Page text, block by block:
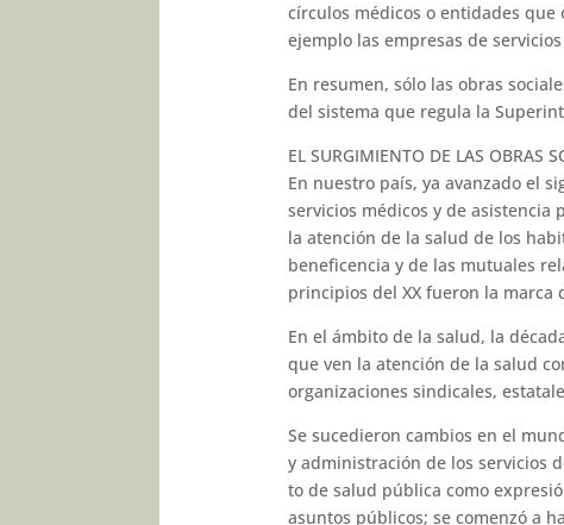
círculos médicos o entidades que
ejemplo las empresas de
En resumen, sólo las obras
del sistema que regula la
EL SURGIMIENTO DE LAS OBRAS
En nuestro país, ya avanzado el
ser­vicios médicos y de asistencia
la atención de la salud de los
beneficen­cia y de las mutuales
principios del XX fueron la marca
En el ámbito de la salud, la
que ven la atención de la salud
organiza­ciones sindicales,
Se sucedieron cambios en el
y administración de los servicios
to de salud pública como
asuntos públicos; se comenzó a